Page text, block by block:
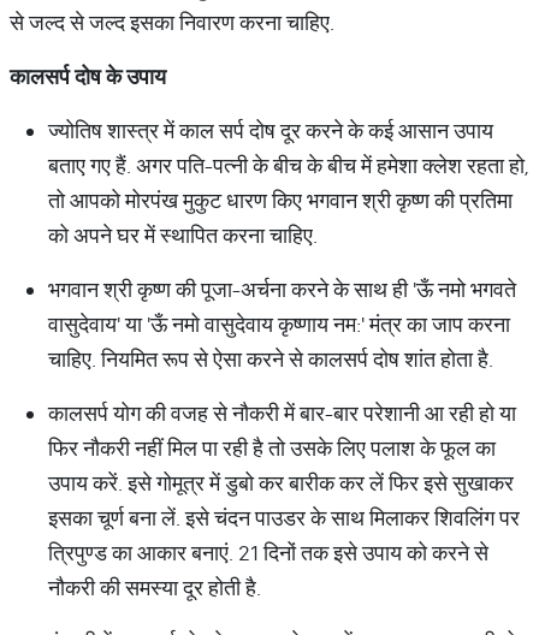
से जल्द से जल्द इसका निवारण करना चाहिए.
कालसर्प दोष के उपाय
ज्योतिष शास्त्र में काल सर्प दोष दूर करने के कई आसान उपाय
बताए गए हैं. अगर पति-पत्नी के बीच के बीच में हमेशा क्लेश रहता हो,
तो आपको मोरपंख मुकुट धारण किए भगवान श्री कृष्ण की प्रतिमा
को अपने घर में स्थापित करना चाहिए.
भगवान श्री कृष्ण की पूजा-अर्चना करने के साथ ही 'ऊँ नमो भगवते
वासुदेवाय' या 'ऊँ नमो वासुदेवाय कृष्णाय नम:' मंत्र का जाप करना
चाहिए. नियमित रूप से ऐसा करने से कालसर्प दोष शांत होता है.
कालसर्प योग की वजह से नौकरी में बार-बार परेशानी आ रही हो या
फिर नौकरी नहीं मिल पा रही है तो उसके लिए पलाश के फूल का
उपाय करें. इसे गोमूत्र में डुबो कर बारीक कर लें फिर इसे सुखाकर
इसका चूर्ण बना लें. इसे चंदन पाउडर के साथ मिलाकर शिवलिंग पर
त्रिपुण्ड का आकार बनाएं. 21 दिनों तक इसे उपाय को करने से
नौकरी की समस्या दूर होती है.